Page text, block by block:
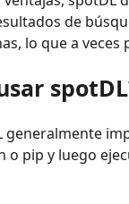
de
lo que a
generalmente
o pip y luego